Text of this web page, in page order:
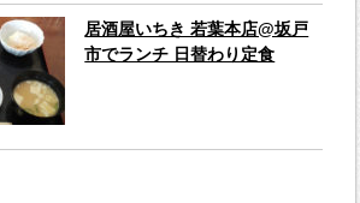
居酒屋いちき 若葉本店@坂戸
市でランチ 日替わり定食